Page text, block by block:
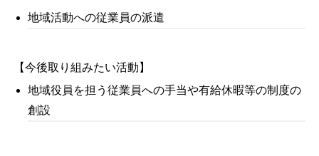
地域活動への従業員の派遣
【今後取り組みたい活動】
地域役員を担う従業員への手当や有給休暇等の制度の
創設